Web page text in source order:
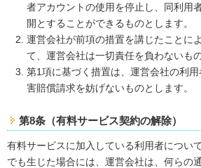
者アカウントの使用を停止し、同利用
開とすることができるものとします。
運営会社が前項の措置を講じたことに
て、運営会社は一切責任を負わないも
第1項に基づく措置は、運営会社の利
害賠償請求を妨げないものとします。
第8条（有料サービス契約の解除）
有料サービスに加入している利用者につい
でも生じた場合には、運営会社は、何らの